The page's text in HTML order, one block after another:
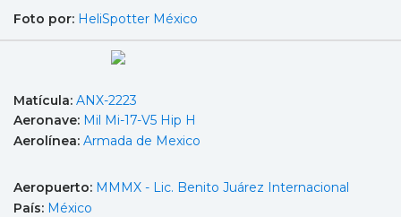
Foto por: HeliSpotter México
Matícula: ANX-2223
Aeronave: Mil Mi-17-V5 Hip H
Aerolínea: Armada de Mexico
Aeropuerto: MMMX - Lic. Benito Juárez Internacional
País: México